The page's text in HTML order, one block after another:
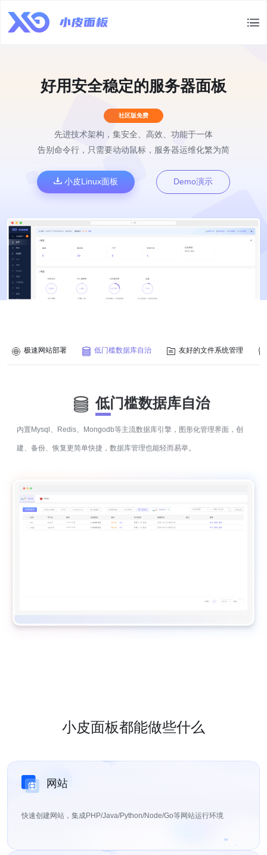
好用安全稳定的服务器面板
社区版免费
先进技术架构，集安全、高效、功能于一体
告别命令行，只需要动动鼠标，服务器运维化繁为简
小皮Linux面板 Demo演示
极速网站部署 低门槛数据库自治 友好的文件系统管理
低门槛数据库自治
内置Mysql、Redis、Mongodb等主流数据库引擎，图形化管理界面，创
建、备份、恢复更简单快捷，数据库管理也能轻而易举。
小皮面板都能做些什么
网站
快速创建网站，集成PHP/Java/Python/Node/Go等网站运行环境